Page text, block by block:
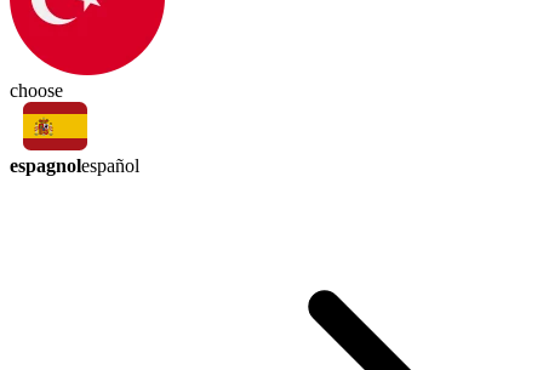
choose
espagnolespañol